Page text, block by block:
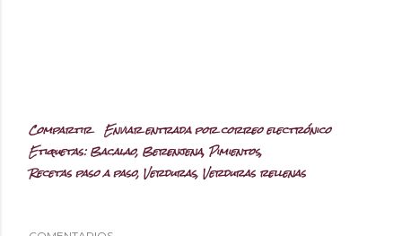
Compartir Enviar entrada por correo electrónico
Etiquetas: Bacalao Berenjena Pimientos
Recetas paso a paso Verduras Verduras rellenas